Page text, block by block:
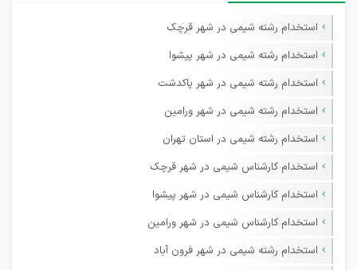
استخدام رشته شیمی در شهر قرچک
استخدام رشته شیمی در شهر پیشوا
استخدام رشته شیمی در شهر پاکدشت
استخدام رشته شیمی در شهر ورامین
استخدام رشته شیمی در استان تهران
استخدام کارشناس شیمی در شهر قرچک
استخدام کارشناس شیمی در شهر پیشوا
استخدام کارشناس شیمی در شهر ورامین
استخدام رشته شیمی در شهر فرون آباد